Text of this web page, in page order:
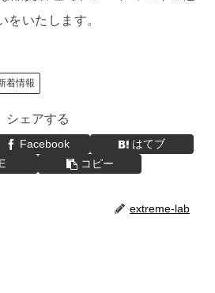
をいたします。
着情報
シェアする
Facebook
はてブ
コピー
extreme-lab